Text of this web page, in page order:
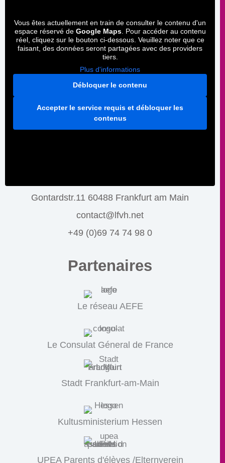
Vous êtes actuellement en train de consulter le contenu d'un
espace réservé de Google Maps. Pour accéder au contenu
réel, cliquez sur le bouton ci-dessous. Veuillez noter que ce
faisant, des données seront partagées avec des providers
tiers.
Plus d'informations
Débloquer le contenu
Accepter le service requis et débloquer les
contenus
Gontardstr.11 60488 Frankfurt am Main
contact@lfvh.net
+49 (0)69 74 74 98 0
Partenaires
Le réseau AEFE
Le Consulat Géneral de France
Stadt Frankfurt-am-Main
Kultusministerium Hessen
UPEA Parents d'élèves /Elternverein